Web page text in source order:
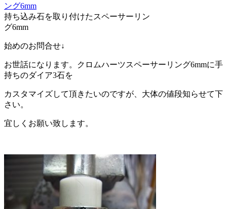
持ち込み石を取り付けたスペーサーリン
グ6mm
始めのお問合せ↓
お世話になります。クロムハーツスペーサーリング6mmに手
持ちのダイア3石を
カスタマイズして頂きたいのですが、大体の値段知らせて下
さい。
宜しくお願い致します。